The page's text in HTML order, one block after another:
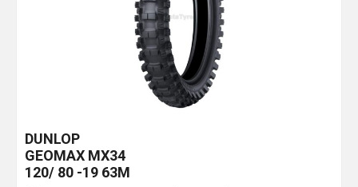
DUNLOP
GEOMAX MX34
120/ 80 -19 63M